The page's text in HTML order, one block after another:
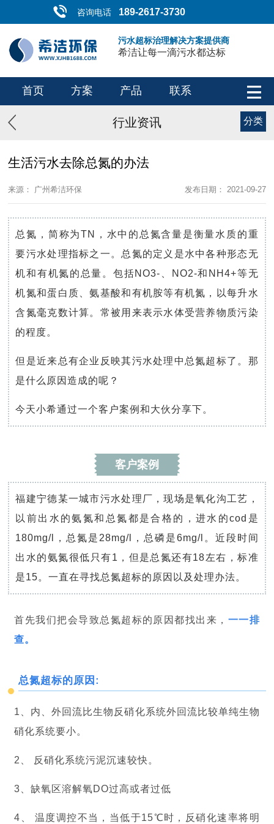
咨询电话 189-2617-3730
污水超标治理解决方案提供商
希洁让每一滴污水都达标
首页 方案 产品 联系
行业资讯 分类
生活污水去除总氮的办法
来源： 广州希洁环保 发布日期： 2021-09-27
总氮，简称为TN，水中的总氮含量是衡量水质的重
要污水处理指标之一。总氮的定义是水中各种形态无
机和有机氮的总量。包括NO3-、NO2-和NH4+等无
机氮和蛋白质、氨基酸和有机胺等有机氮，以每升水
含氮毫克数计算。常被用来表示水体受营养物质污染
的程度。
但是近来总有企业反映其污水处理中总氮超标了。那
是什么原因造成的呢？
今天小希通过一个客户案例和大伙分享下。
客户案例
福建宁德某一城市污水处理厂，现场是氧化沟工艺，
以前出水的氨氮和总氮都是合格的，进水的cod是
180mg/l，总氮是28mg/l，总磷是6mg/l。近段时间
出水的氨氮很低只有1，但是总氮还有18左右，标准
是15。一直在寻找总氮超标的原因以及处理办法。
首先我们把会导致总氮超标的原因都找出来， 一一排
查。
总氮超标的原因:
1、内、外回流比生物反硝化系统外回流比较单纯生物
硝化系统要小。
2、 反硝化系统污泥沉速较快。
3、缺氧区溶解氧DO过高或者过低
4、 温度调控不当，当低于15℃时，反硝化速率将明